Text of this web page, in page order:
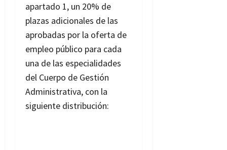
apartado 1, un 20% de
plazas adicionales de las
aprobadas por la oferta de
empleo público para cada
una de las especialidades
del Cuerpo de Gestión
Administrativa, con la
siguiente distribución: